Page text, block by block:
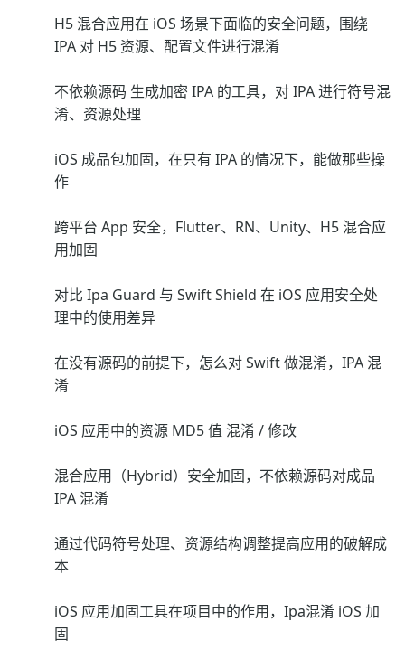
H5 混合应用在 iOS 场景下面临的安全问题，围绕
IPA 对 H5 资源、配置文件进行混淆
不依赖源码 生成加密 IPA 的工具，对 IPA 进行符号混
淆、资源处理
iOS 成品包加固，在只有 IPA 的情况下，能做那些操
作
跨平台 App 安全，Flutter、RN、Unity、H5 混合应
用加固
对比 Ipa Guard 与 Swift Shield 在 iOS 应用安全处
理中的使用差异
在没有源码的前提下，怎么对 Swift 做混淆，IPA 混
淆
iOS 应用中的资源 MD5 值 混淆 / 修改
混合应用（Hybrid）安全加固，不依赖源码对成品
IPA 混淆
通过代码符号处理、资源结构调整提高应用的破解成
本
iOS 应用加固工具在项目中的作用，Ipa混淆 iOS 加
固